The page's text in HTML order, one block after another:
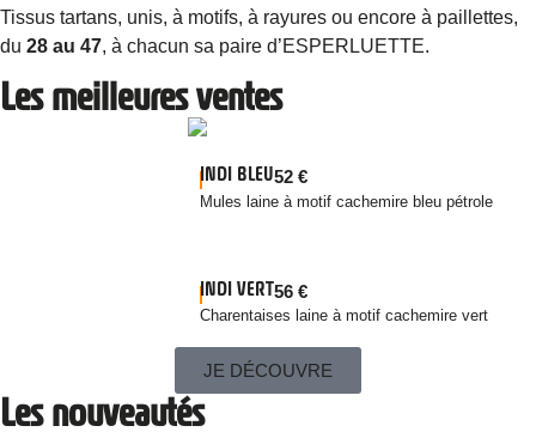
Tissus tartans, unis, à motifs, à rayures ou encore à paillettes,
du 28 au 47, à chacun sa paire d’ESPERLUETTE.
Les meilleures ventes
INDI BLEU52 €
Mules laine à motif cachemire bleu pétrole
INDI VERT56 €
Charentaises laine à motif cachemire vert
JE DÉCOUVRE
Les nouveautés